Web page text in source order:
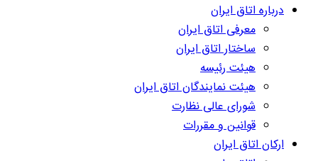
درباره اتاق ایران
معرفی اتاق ایران
ساختار اتاق ایران
هیئت رئیسه
هیئت نمایندگان اتاق ایران
شورای عالی نظارت
قوانین و مقررات
ارکان اتاق ایران